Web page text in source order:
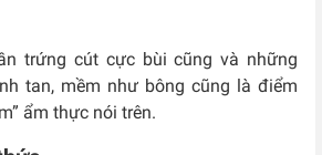
trứng cút cực bùi cũng và những
tan, mềm như bông cũng là điểm
ẩm thực nói trên.